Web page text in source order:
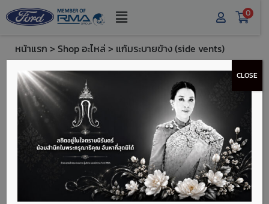
0
หน้าแรก > Shop อะไหล่ > แก้มระบายข้าง (side vents)
หมวดหมู่สินค้า
หลอดไฟ (light bulb) (1)
ฟิวส์ (fuse) (2)
CLOSE